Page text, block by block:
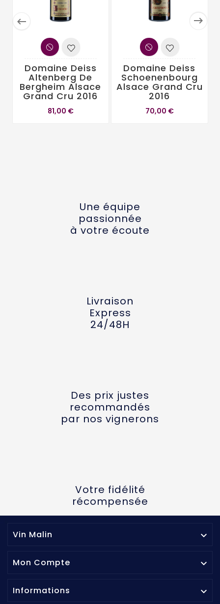
 
Domaine Deiss
Altenberg De
Bergheim Alsace
Grand Cru 2016
81,00 €
Domaine Deiss
Schoenenbourg
Alsace Grand Cru
2016
70,00 €
Une équipe
passionnée
à votre écoute
Livraison
Express
24/48H
Des prix justes
recommandés
par nos vignerons
Votre fidélité
récompensée
Vin Malin 
Mon Compte 
Informations 